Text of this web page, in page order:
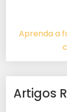
Aprenda a
Artigos